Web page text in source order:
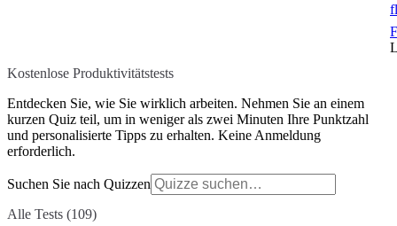
Kostenlose Produktivitätstests
Entdecken Sie, wie Sie wirklich arbeiten. Nehmen Sie an einem
kurzen Quiz teil, um in weniger als zwei Minuten Ihre Punktzahl
und personalisierte Tipps zu erhalten. Keine Anmeldung
erforderlich.
Suchen Sie nach Quizzen
Alle Tests (109)